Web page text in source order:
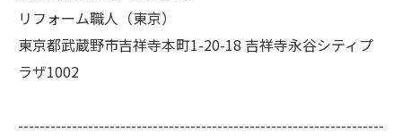
リフォーム職人（東京）
東京都武蔵野市吉祥寺本町1-20-18 吉祥寺永谷シティプ
ラザ1002
--------------------------------------------------------------------